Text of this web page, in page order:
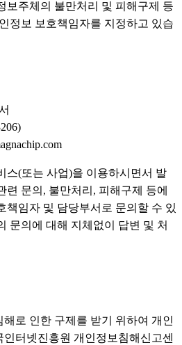
보주체의 불만처리 및 피해구제 등
정보 보호책임자를 지정하고 있습
(또는 사업)을 이용하시면서 발
련 문의, 불만처리, 피해구제 등에
책임자 및 담당부서로 문의할 수 있
문의에 대해 지체없이 답변 및 처
로 인한 구제를 받기 위하여 개인
터넷진흥원 개인정보침해신고센